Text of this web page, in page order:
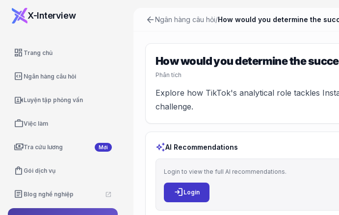
X-Interview
dashboard Trang chủ
code_blocks Ngân hàng câu hỏi
video_camera_frontLuyện tập phỏng vấn
workViệc làm
paymentsTra cứu lương Mới
shopping_bag Gói dịch vụ
article Blog nghề nghiệp open_in_new
arrow_backNgân hàng câu hỏi/How would you determine the
How would you determine the
Phân tích
Explore how TikTok's analytical role tackles
challenge.
auto_awesomeAI Recommendations
Login to view the full AI recommendations.
login Login